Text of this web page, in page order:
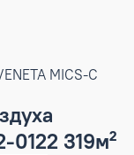
MICS-C
0122 319м²